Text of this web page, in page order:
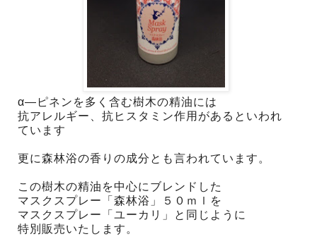
α―ピネンを多く含む樹木の精油には
抗アレルギー、抗ヒスタミン作用があるといわれ
ています
更に森林浴の香りの成分とも言われています。
この樹木の精油を中心にブレンドした
マスクスプレー「森林浴」５０ｍｌを
マスクスプレー「ユーカリ」と同じように
特別販売いたします。